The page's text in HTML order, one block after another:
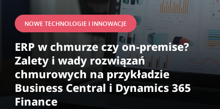
NOWE TECHNOLOGIE I INNOWACJE
ERP w chmurze czy on-premise?
Zalety i wady rozwiązań
chmurowych na przykładzie
Business Central i Dynamics 365
Finance